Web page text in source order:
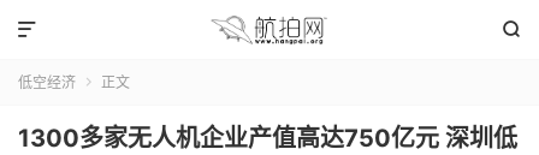


低空经济  正文
1300多家无人机企业产值高达750亿元 深圳低